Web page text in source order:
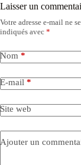
Laisser un
Votre adresse e-mail ne
indiqués avec *
Nom *
E-mail *
Site web
Ajouter un